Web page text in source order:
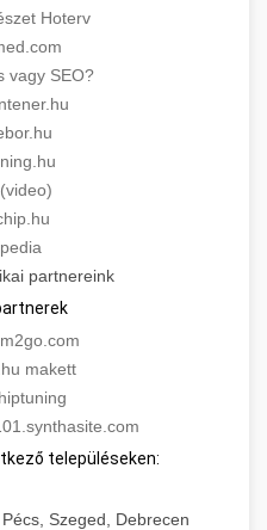
Hoterv
vagy SEO?
partnereink
makett
településeken:
Szeged, Debrecen